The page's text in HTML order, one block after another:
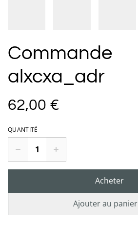
Commande
alxcxa_adr
62,00 €
QUANTITÉ
Acheter
Ajouter au panier